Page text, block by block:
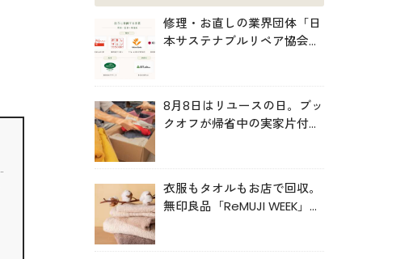
修理・お直しの業界団体「日
本サステナブルリペア協会
8月8日はリユースの日。ブッ
クオフが帰省中の実家片付け
衣服もタオルもお店で回収。
無印良品「ReMUJI WEEK」6